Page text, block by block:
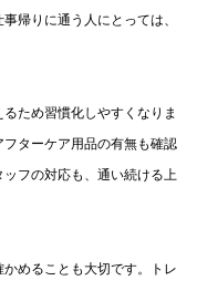
帰りに通う人にとっては、
ため習慣化しやすくなりま
ターケア用品の有無も確認
フの対応も、通い続ける上
めることも大切です。トレ